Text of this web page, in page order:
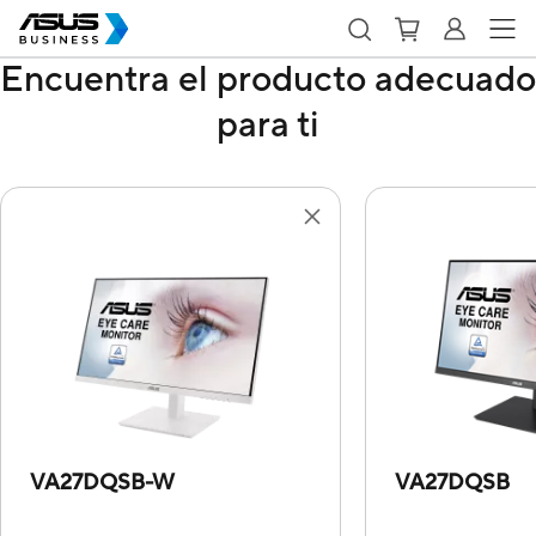
Encuentra el producto adecuado
para ti
VA27DQSB-W VA27DQSB